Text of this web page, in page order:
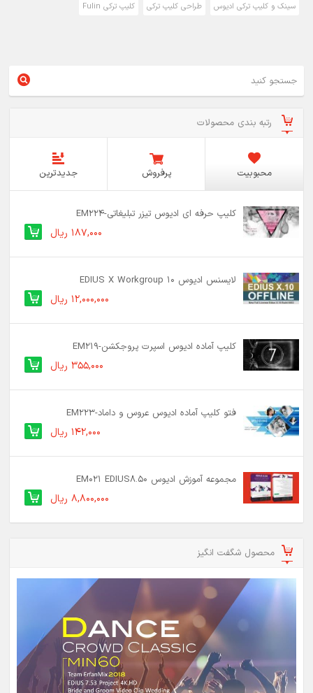
سینک و کلیپ ترکی ادیوس طراحی کلیپ ترکی کلیپ ترکی Fulin
رتبه بندی محصولات
محبوبیت پرفروش جدیدترین
کلیپ حرفه ای ادیوس تیزر تبلیغاتی-EM224
187,000 ریال
لایسنس ادیوس 10 EDIUS X Workgroup
12,000,000 ریال
کلیپ آماده ادیوس اسپرت پروجکشن-EM219
355,000 ریال
فتو کلیپ آماده ادیوس عروس و داماد-EM223
142,000 ریال
مجموعه آموزش ادیوس EM021 EDIUS8.50
8,800,000 ریال
محصول شگفت انگیز